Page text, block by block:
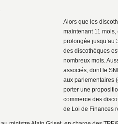
Alors que les
maintenant 11 mois,
prolongée jusqu’au
des discothèques
nombreux mois.
associés, dont le
aux parlementaires
porter une
commerce des
de Loi de Finances